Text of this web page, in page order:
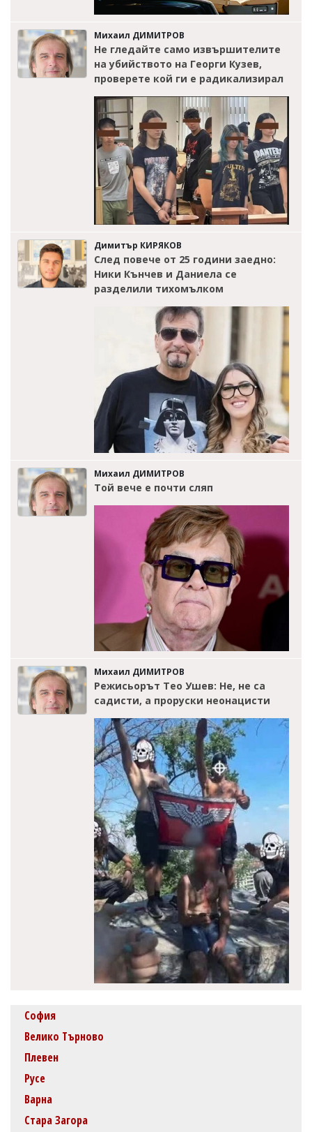
Михаил ДИМИТРОВ
Не гледайте само извършителите
на убийството на Георги Кузев,
проверете кой ги е радикализирал
Димитър КИРЯКОВ
След повече от 25 години заедно:
Ники Кънчев и Даниела се
разделили тихомълком
Михаил ДИМИТРОВ
Той вече е почти сляп
Михаил ДИМИТРОВ
Режисьорът Тео Ушев: Не, не са
садисти, а проруски неонацисти
София
Велико Търново
Плевен
Русе
Варна
Стара Загора